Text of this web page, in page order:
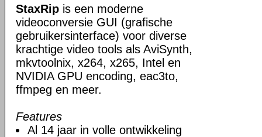
StaxRip is een moderne
videoconversie GUI (grafische
gebruikersinterface) voor diverse
krachtige video tools als AviSynth,
mkvtoolnix, x264, x265, Intel en
NVIDIA GPU encoding, eac3to,
ffmpeg en meer.
Features
Al 14 jaar in volle ontwikkeling